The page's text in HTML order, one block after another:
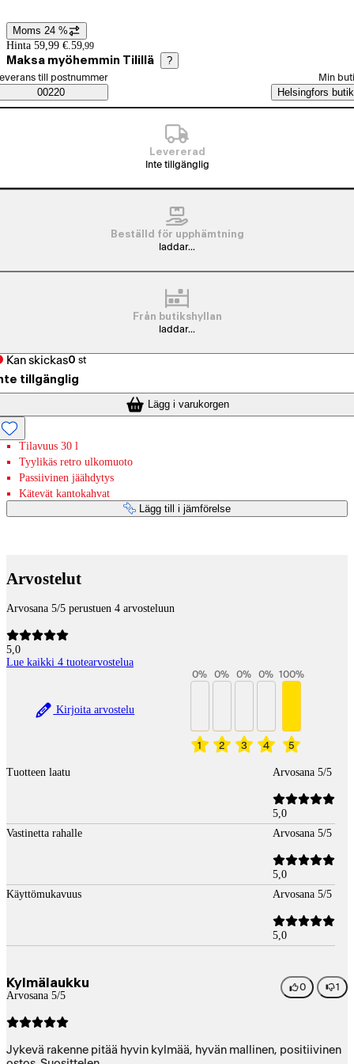
Prisinformation
Moms 24 %
Hinta 59,99 €. 59,99
Maksa myöhemmin Tilillä ?
Saatavuustiedot
beställningssätt
till postnummer
00220
Min
Helsingfors butik
Levererad
Inte tillgänglig
Beställd för upphämtning
laddar...
Från butikshyllan
laddar...
Kan skickas0 st
tillgänglig
Lägg i varukorgen
Tilavuus 30 l
Tyylikäs retro ulkomuoto
Passiivinen jäähdytys
Kätevät kantokahvat
Lägg till i jämförelse
Arvostelut
Arvosana 5/5 perustuen 4 arvosteluun
5,0
Lue kaikki 4 tuotearvostelua
Kirjoita arvostelu
1
0%
2
0%
3
0%
4
0%
5
100%
Tuotteen laatu Arvosana 5/5
5,0
Vastinetta rahalle
Arvosana 5/5
5,0
Käyttömukavuus
Arvosana 5/5
5,0
Kylmälaukku
Arvosana 5/5
0 1
Jykevä rakenne pitää hyvin kylmää, hyvän mallinen, positiivinen